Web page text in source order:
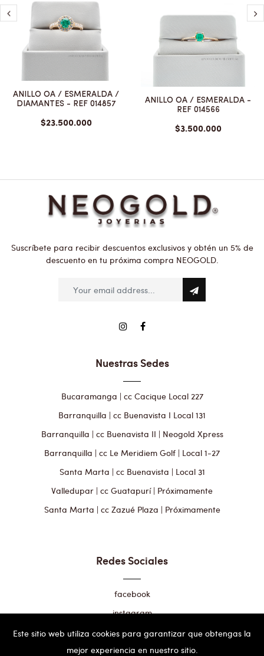
ANILLO OA / ESMERALDA /
DIAMANTES - REF 014857
$23.500.000
ANILLO OA / ESMERALDA -
REF 014566
$3.500.000
Suscríbete para recibir descuentos exclusivos y obtén un 5% de
descuento en tu próxima compra NEOGOLD.
Nuestras Sedes
Bucaramanga | cc Cacique Local 227
Barranquilla | cc Buenavista I Local 131
Barranquilla | cc Buenavista II | Neogold Xpress
Barranquilla | cc Le Meridiem Golf | Local 1-27
Santa Marta | cc Buenavista | Local 31
Valledupar | cc Guatapurí | Próximamente
Santa Marta | cc Zazué Plaza | Próximamente
Redes Sociales
facebook
instagram
Este sitio web utiliza cookies para garantizar que obtengas la
mejor experiencia en nuestro sitio.